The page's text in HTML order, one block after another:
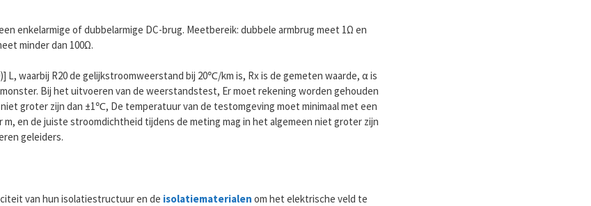
enkelarmige of dubbelarmige DC-brug. Meetbereik: dubbele armbrug meet 1Ω en
minder dan 100Ω.
L, waarbij R20 de gelijkstroomweerstand bij 20℃/km is, Rx is de gemeten waarde, α is
Bij het uitvoeren van de weerstandstest, Er moet rekening worden gehouden
groter zijn dan ±1℃, De temperatuur van de testomgeving moet minimaal met een
en de juiste stroomdichtheid tijdens de meting mag in het algemeen niet groter zijn
geleiders.
van hun isolatiestructuur en de isolatiematerialen om het elektrische veld te